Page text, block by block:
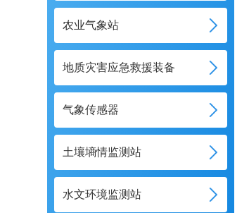
农业气象站
地质灾害应急救援装备
气象传感器
土壤墒情监测站
水文环境监测站